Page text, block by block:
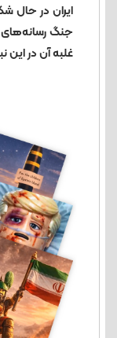
ایران در حال
جنگ رسانه‌های
غلبه آن در این